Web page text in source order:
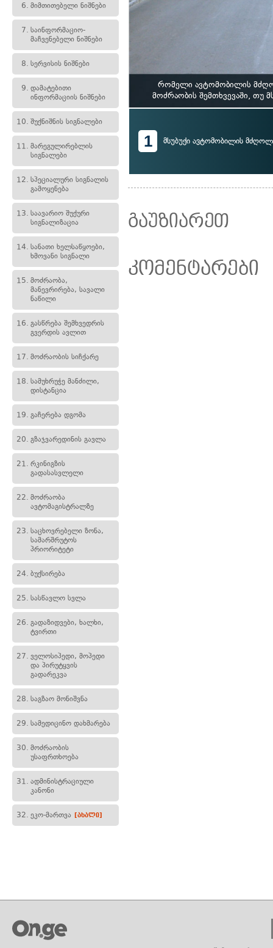
6. მიმთითებელი ნიშნები
7. საინფორმაციო-
მაჩვენებელი ნიშნები
8. სერვისის ნიშნები
9. დამატებითი
ინფორმაციის ნიშნები
10. შუქნიშნის სიგნალები
11. მარეგულირებლის
სიგნალები
12. სპეციალური სიგნალის
გამოყენება
13. საავარიო შუქური
სიგნალიზაცია
14. სანათი ხელსაწყოები,
ხმოვანი სიგნალი
15. მოძრაობა,
მანევრირება, სავალი
ნაწილი
16. გასწრება შემხვედრის
გვერდის ავლით
17. მოძრაობის სიჩქარე
18. სამუხრუჭე მანძილი,
დისტანცია
19. გაჩერება დგომა
20. გზაჯვარედინის გავლა
21. რკინიგზის
გადასასვლელი
22. მოძრაობა
ავტომაგისტრალზე
23. საცხოვრებელი ზონა,
სამარშრუტოს
პრიორიტეტი
24. ბუქსირება
25. სასწავლო სვლა
26. გადაზიდვები, ხალხი,
ტვირთი
27. ველოსიპედი, მოპედი
და პირუტყვის
გადარეკვა
28. საგზაო მონიშვნა
29. სამედიცინო დახმარება
30. მოძრაობის
უსაფრთხოება
31. ადმინისტრაციული
კანონი
32. ეკო-მართვა [ახალი]
რომელი ავტომობილის
მოძრაობის შემთხვევაში, თუ
1 მსუბუქი ავტომობილის
გაუზიარეთ
კომენტარები